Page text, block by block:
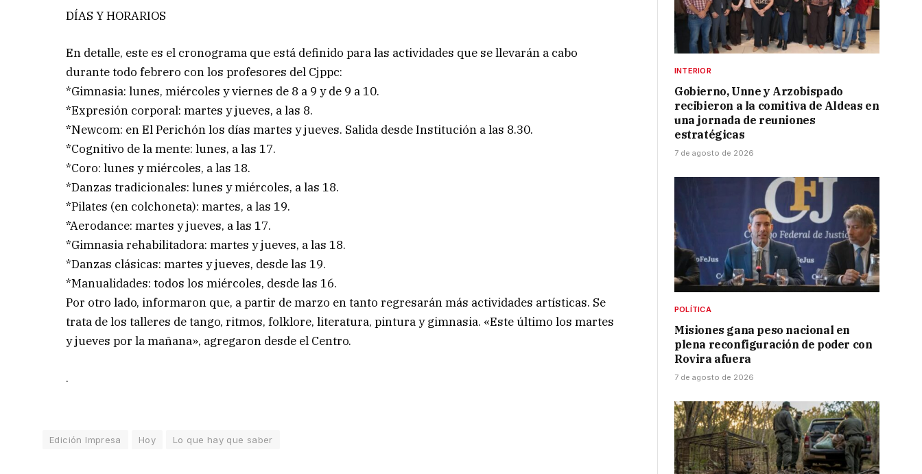
DÍAS Y HORARIOS
En detalle, este es el cronograma que está definido para las actividades que se llevarán a cabo
durante todo febrero con los profesores del Cjppc:
*Gimnasia: lunes, miércoles y viernes de 8 a 9 y de 9 a 10.
*Expresión corporal: martes y jueves, a las 8.
*Newcom: en El Perichón los días martes y jueves. Salida desde Institución a las 8.30.
*Cognitivo de la mente: lunes, a las 17.
*Coro: lunes y miércoles, a las 18.
*Danzas tradicionales: lunes y miércoles, a las 18.
*Pilates (en colchoneta): martes, a las 19.
*Aerodance: martes y jueves, a las 17.
*Gimnasia rehabilitadora: martes y jueves, a las 18.
*Danzas clásicas: martes y jueves, desde las 19.
*Manualidades: todos los miércoles, desde las 16.
Por otro lado, informaron que, a partir de marzo en tanto regresarán más actividades artísticas. Se
trata de los talleres de tango, ritmos, folklore, literatura, pintura y gimnasia. «Este último los martes
y jueves por la mañana», agregaron desde el Centro.
.
Edición Impresa Hoy Lo que hay que saber
INTERIOR
Gobierno, Unne y Arzobispado
recibieron a la comitiva de Aldeas en
una jornada de reuniones
estratégicas
7 de agosto de 2026
POLÍTICA
Misiones gana peso nacional en
plena reconfiguración de poder con
Rovira afuera
7 de agosto de 2026